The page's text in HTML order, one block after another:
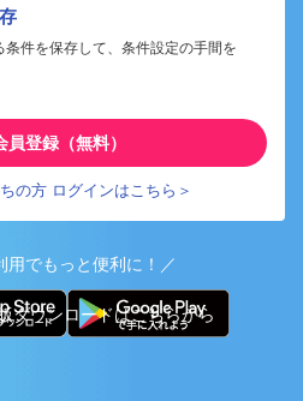
条件を保存して、条件設定の手間を
員登録（無料）
の方 ログインはこちら＞
用でもっと便利に！／
ダウンロードはこちらから